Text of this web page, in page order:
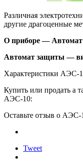
Различная
другие драгоценные
О приборе —
Автомат защиты —
Характеристики АЭС-
Купить или продать а
АЭС-10:
Оставьте отзыв о АЭС-
Tweet